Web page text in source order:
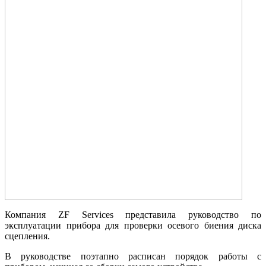
Компания ZF Services представила руководство по
эксплуатации прибора для проверки осевого биения диска
сцепления.
В руководстве поэтапно расписан порядок работы с